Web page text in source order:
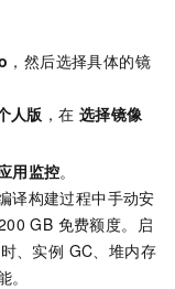
，然后选择具体的镜
人版 ，在选择镜像
用监控。
译构建过程中手动安
GB 免费额度。启
、实例 GC、堆内存